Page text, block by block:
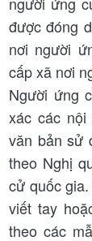
được đóng
nơi người
cấp xã nơi
Người ứng
xác các
văn bản sử
theo Nghị
cử quốc
viết tay
theo các